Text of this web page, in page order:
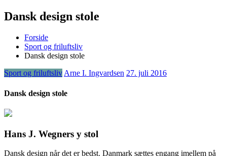
Dansk design stole
Forside
Sport og friluftsliv
Dansk design stole
Sport og friluftslivArne I. Ingvardsen 27. juli 2016
Dansk design stole
Hans J. Wegners y stol
Dansk design når det er bedst. Danmark sættes engang imellem på